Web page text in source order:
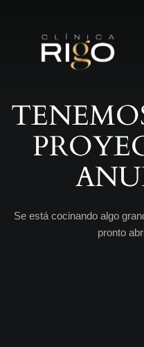
Se está cocinando algo
pronto